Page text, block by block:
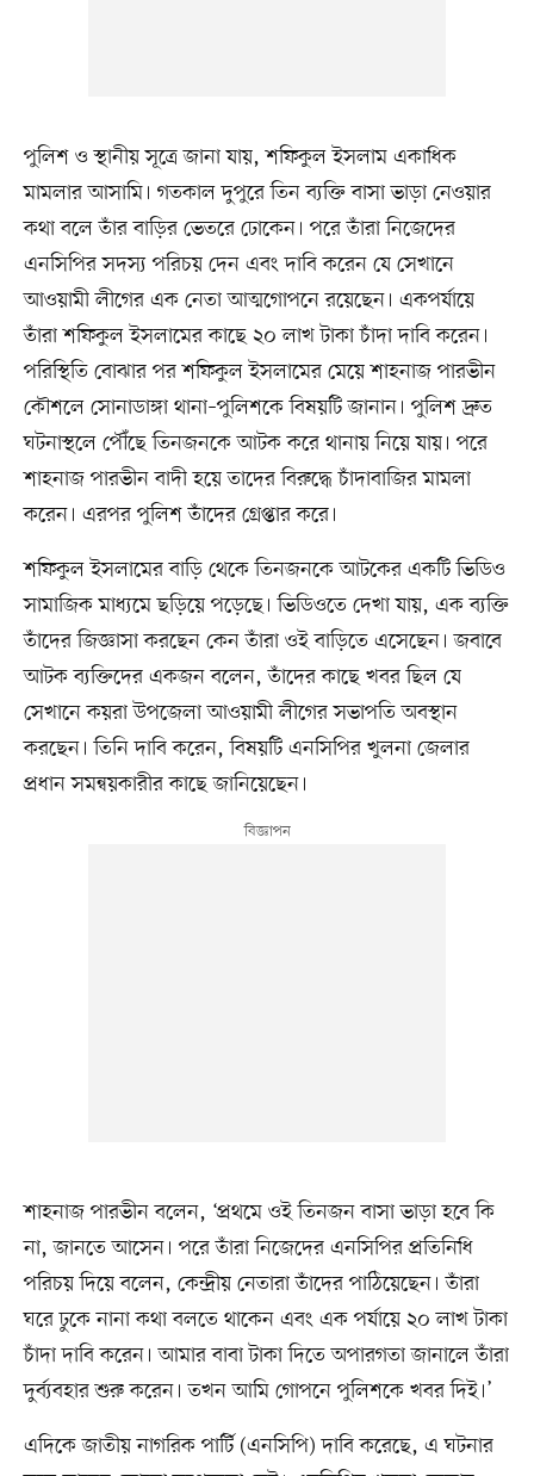
পুলিশ ও স্থানীয় সূত্রে জানা যায়, শফিকুল ইসলাম একাধিক
মামলার আসামি। গতকাল দুপুরে তিন ব্যক্তি বাসা ভাড়া নেওয়ার
কথা বলে তাঁর বাড়ির ভেতরে ঢোকেন। পরে তাঁরা নিজেদের
এনসিপির সদস্য পরিচয় দেন এবং দাবি করেন যে সেখানে
আওয়ামী লীগের এক নেতা আত্মগোপনে রয়েছেন। একপর্যায়ে
তাঁরা শফিকুল ইসলামের কাছে ২০ লাখ টাকা চাঁদা দাবি করেন।
পরিস্থিতি বোঝার পর শফিকুল ইসলামের মেয়ে শাহনাজ পারভীন
কৌশলে সোনাডাঙ্গা থানা–পুলিশকে বিষয়টি জানান। পুলিশ দ্রুত
ঘটনাস্থলে পৌঁছে তিনজনকে আটক করে থানায় নিয়ে যায়। পরে
শাহনাজ পারভীন বাদী হয়ে তাদের বিরুদ্ধে চাঁদাবাজির মামলা
করেন। এরপর পুলিশ তাঁদের গ্রেপ্তার করে।
শফিকুল ইসলামের বাড়ি থেকে তিনজনকে আটকের একটি ভিডিও
সামাজিক মাধ্যমে ছড়িয়ে পড়েছে। ভিডিওতে দেখা যায়, এক ব্যক্তি
তাঁদের জিজ্ঞাসা করছেন কেন তাঁরা ওই বাড়িতে এসেছেন। জবাবে
আটক ব্যক্তিদের একজন বলেন, তাঁদের কাছে খবর ছিল যে
সেখানে কয়রা উপজেলা আওয়ামী লীগের সভাপতি অবস্থান
করছেন। তিনি দাবি করেন, বিষয়টি এনসিপির খুলনা জেলার
প্রধান সমন্বয়কারীর কাছে জানিয়েছেন।
শাহনাজ পারভীন বলেন, ‘প্রথমে ওই তিনজন বাসা ভাড়া হবে কি
না, জানতে আসেন। পরে তাঁরা নিজেদের এনসিপির প্রতিনিধি
পরিচয় দিয়ে বলেন, কেন্দ্রীয় নেতারা তাঁদের পাঠিয়েছেন। তাঁরা
ঘরে ঢুকে নানা কথা বলতে থাকেন এবং এক পর্যায়ে ২০ লাখ টাকা
চাঁদা দাবি করেন। আমার বাবা টাকা দিতে অপারগতা জানালে তাঁরা
দুর্ব্যবহার শুরু করেন। তখন আমি গোপনে পুলিশকে খবর দিই।’
এদিকে জাতীয় নাগরিক পার্টি (এনসিপি) দাবি করেছে, এ ঘটনার